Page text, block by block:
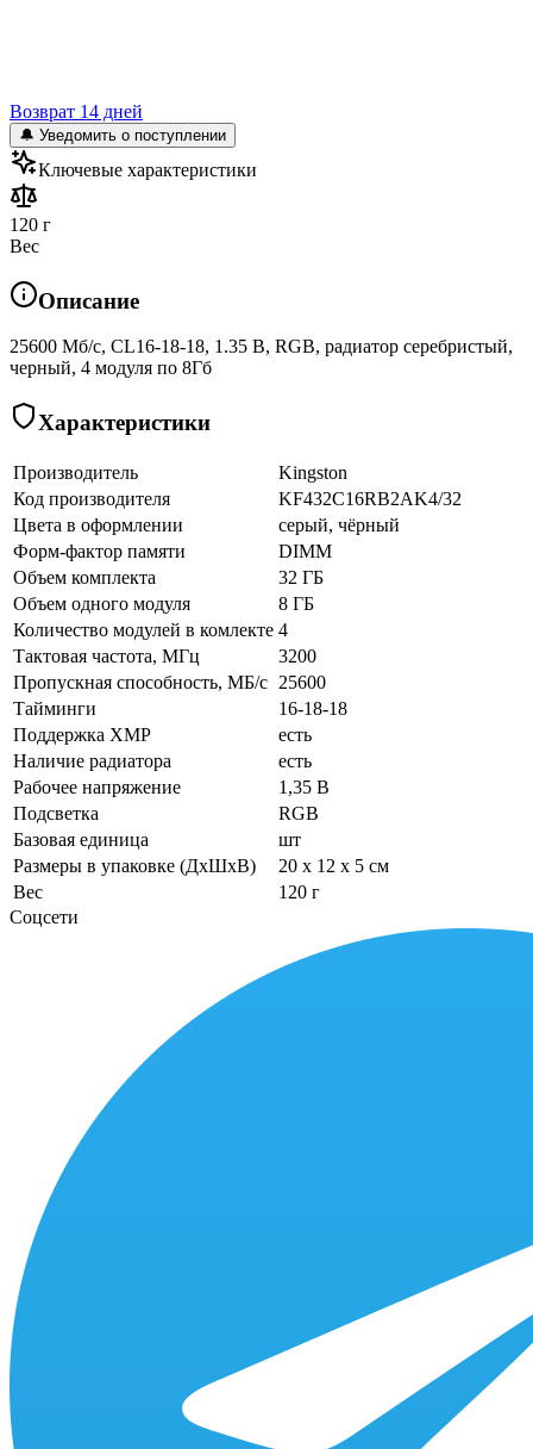
Возврат 14 дней
🔔 Уведомить о поступлении
Ключевые характеристики
120 г
Вес
Описание
25600 Мб/с, CL16-18-18, 1.35 В, RGB, радиатор серебристый,
черный, 4 модуля по 8Гб
Характеристики
Производитель
Kingston
Код производителя
KF432C16RB2AK4/32
Цвета в оформлении
серый, чёрный
Форм-фактор памяти
DIMM
Объем комплекта
32 ГБ
Объем одного модуля
8 ГБ
Количество модулей в комлекте 4
Тактовая частота, МГц
3200
Пропускная способность, МБ/с 25600
Тайминги
16-18-18
Поддержка XMP
есть
Наличие радиатора
есть
Рабочее напряжение
1,35 В
Подсветка
RGB
Базовая единица
шт
Размеры в упаковке (ДхШхВ)
20 x 12 x 5 см
Вес
120 г
Соцсети